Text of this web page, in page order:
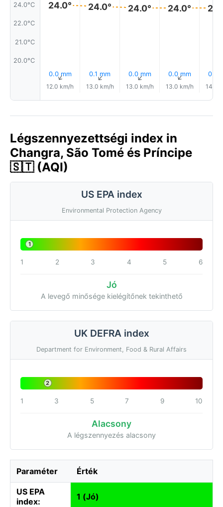
24.0°C
22.0°C
21.0°C
20.0°C
24.0°
0.0 mm
↑
12.0 km/h
24.0°
0.1 mm
↑
13.0 km/h
24.0°
0.0 mm
↑
13.0 km/h
24.0°
0.0 mm
↑
13.0 km/h
0.0
14.0
Légszennyezettségi index in
Changra, São Tomé és Príncipe
🇸🇹 (AQI)
US EPA index
Environmental Protection Agency
1
1 2 3 4 5 6
Jó
A levegő minősége kielégítőnek tekinthető
UK DEFRA index
Department for Environment, Food & Rural Affairs
2
1 3 5 7 9 10
Alacsony
A légszennyezés alacsony
Paraméter Érték
US EPA
index:
1 (Jó)